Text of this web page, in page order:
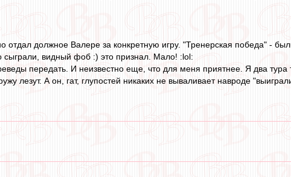
отдал должное Валере за конкретную игру. "Тренерская победа" -
видный фоб :) это признал. Мало! :lol:
передать. И неизвестно еще, что для меня приятнее. Я два тура
лезут. А он, гат, глупостей никаких не вываливает навроде